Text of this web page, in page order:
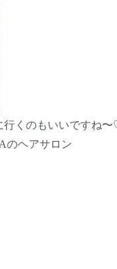
行くのもいいです
のヘアサロン